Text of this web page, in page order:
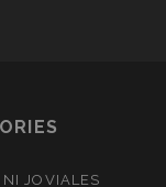
JOVIALES